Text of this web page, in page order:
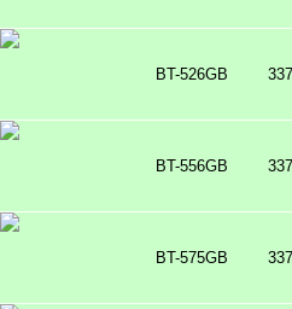
BT-526GB
BT-556GB
BT-575GB